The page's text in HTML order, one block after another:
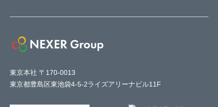
東京本社 〒170-0013
東京都豊島区東池袋4-5-2ライズアリーナビル11F